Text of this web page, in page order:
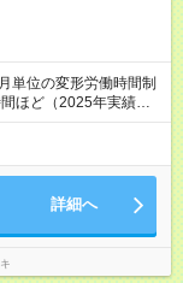
早番固定社員は当社
収入アップ！ 職務内
役職に就いた時点で
社3年目で店長に就い
単位の変形労働時間制
ほど（2025年実績）
時間は店舗により異
間以内） ★残業は月
番：13時～22時
詳細へ